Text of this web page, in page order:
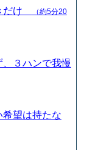
だけ
（約5分20
３ハンで我慢
希望は持たな